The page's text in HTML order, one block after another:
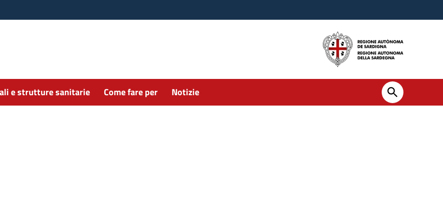
e strutture sanitarie Come fare per Notizie